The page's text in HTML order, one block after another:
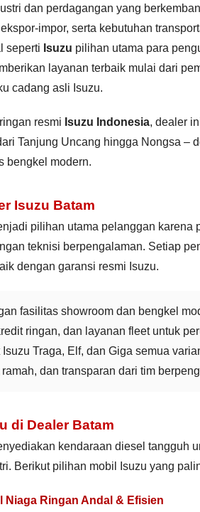
dan perdagangan yang
impor, serta kebutuhan
seperti Isuzu pilihan utama para
layanan terbaik mulai dari
cadang asli Isuzu.
resmi Isuzu Indonesia, dealer
Tanjung Uncang hingga Nongsa –
bengkel modern.
Isuzu Batam
pilihan utama pelanggan karena
teknisi berpengalaman. Setiap
dengan garansi resmi Isuzu.
fasilitas showroom dan bengkel
ringan, dan layanan fleet untuk
Traga, Elf, dan Giga semua
dan transparan dari tim
di Dealer Batam
kendaraan diesel tangguh
Berikut pilihan mobil Isuzu yang
Niaga Ringan Andal & Efisien